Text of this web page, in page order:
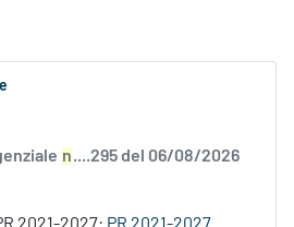
n....295 del 06/08/2026